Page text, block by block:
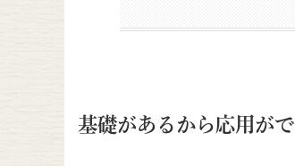
基礎があるから応用が